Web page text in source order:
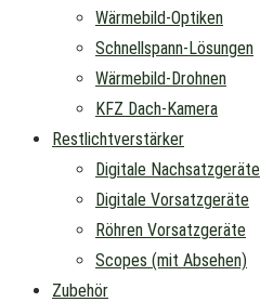
Wärmebild-Optiken
Schnellspann-Lösungen
Wärmebild-Drohnen
KFZ Dach-Kamera
Restlichtverstärker
Digitale Nachsatzgeräte
Digitale Vorsatzgeräte
Röhren Vorsatzgeräte
Scopes (mit Absehen)
Zubehör